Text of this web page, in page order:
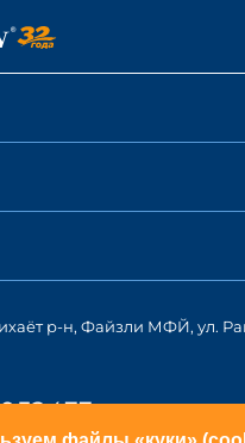
р-н, Файзли МФЙ, ул.